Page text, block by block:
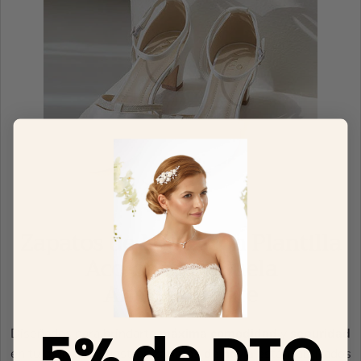
Zapatos de Novia con Plantilla
Acolchada y Suela
Antideslizante
Diseñados para brindartemáxima comodidad
seguridad
en tu gran día. Nuestroszapatos de novia
están fabricados